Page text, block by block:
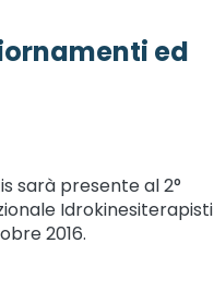
ed
sarà presente al 2°
Idrokinesiterapisti
2016.